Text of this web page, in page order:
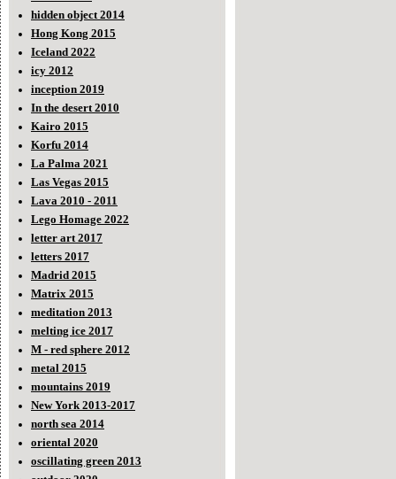
hidden object 2014
Hong Kong 2015
Iceland 2022
icy 2012
inception 2019
In the desert 2010
Kairo 2015
Korfu 2014
La Palma 2021
Las Vegas 2015
Lava 2010 - 2011
Lego Homage 2022
letter art 2017
letters 2017
Madrid 2015
Matrix 2015
meditation 2013
melting ice 2017
M - red sphere 2012
metal 2015
mountains 2019
New York 2013-2017
north sea 2014
oriental 2020
oscillating green 2013